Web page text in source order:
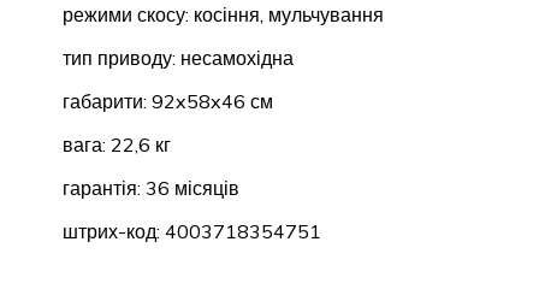
режими скосу: косіння, мульчування
тип приводу: несамохідна
габарити: 92x58x46 см
вага: 22,6 кг
гарантія: 36 місяців
штрих-код: 4003718354751